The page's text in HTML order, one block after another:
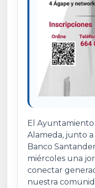
El Ayuntamiento
Alameda, junto
Banco
miércoles una
conectar
nuestra